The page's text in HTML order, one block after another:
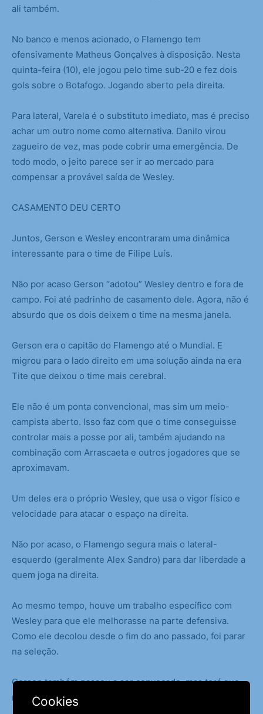
ali também.
No banco e menos acionado, o Flamengo tem
ofensivamente Matheus Gonçalves à disposição. Nesta
quinta-feira (10), ele jogou pelo time sub-20 e fez dois
gols sobre o Botafogo. Jogando aberto pela direita.
Para lateral, Varela é o substituto imediato, mas é preciso
achar um outro nome como alternativa. Danilo virou
zagueiro de vez, mas pode cobrir uma emergência. De
todo modo, o jeito parece ser ir ao mercado para
compensar a provável saída de Wesley.
CASAMENTO DEU CERTO
Juntos, Gerson e Wesley encontraram uma dinâmica
interessante para o time de Filipe Luís.
Não por acaso Gerson “adotou” Wesley dentro e fora de
campo. Foi até padrinho de casamento dele. Agora, não é
absurdo que os dois deixem o time na mesma janela.
Gerson era o capitão do Flamengo até o Mundial. E
migrou para o lado direito em uma solução ainda na era
Tite que deixou o time mais cerebral.
Ele não é um ponta convencional, mas sim um meio-
campista aberto. Isso faz com que o time conseguisse
controlar mais a posse por ali, também ajudando na
combinação com Arrascaeta e outros jogadores que se
aproximavam.
Um deles era o próprio Wesley, que usa o vigor físico e
velocidade para atacar o espaço na direita.
Não por acaso, o Flamengo segura mais o lateral-
esquerdo (geralmente Alex Sandro) para dar liberdade a
quem joga na direita.
Ao mesmo tempo, houve um trabalho específico com
Wesley para que ele melhorasse na parte defensiva.
Como ele decolou desde o fim do ano passado, foi parar
na seleção.
Gerson também passou a ser convocado, mas terá que
mostrar serviço no periférico futebol russo.
Cookies